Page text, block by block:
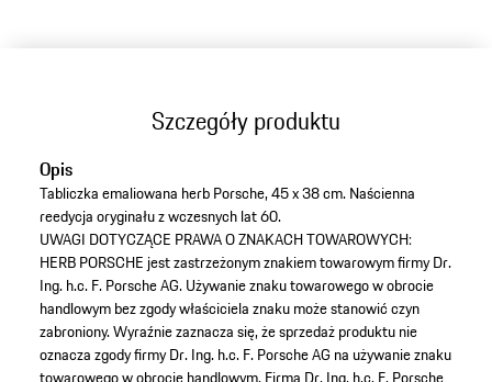
Szczegóły produktu
Opis
Tabliczka emaliowana herb Porsche, 45 x 38 cm. Naścienna
reedycja oryginału z wczesnych lat 60.
UWAGI DOTYCZĄCE PRAWA O ZNAKACH TOWAROWYCH:
HERB PORSCHE jest zastrzeżonym znakiem towarowym firmy Dr.
Ing. h.c. F. Porsche AG. Używanie znaku towarowego w obrocie
handlowym bez zgody właściciela znaku może stanowić czyn
zabroniony. Wyraźnie zaznacza się, że sprzedaż produktu nie
oznacza zgody firmy Dr. Ing. h.c. F. Porsche AG na używanie znaku